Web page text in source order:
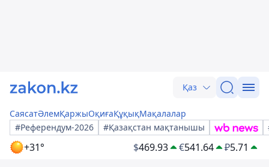
Қаз
СаясатӘлемҚаржыОқиғаҚұқықМақалалар
#Референдум-2026
#Қазақстан мақтанышы
+31° $469.93 €541.64 ₽5.71